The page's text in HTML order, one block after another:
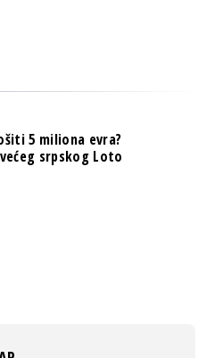
5 miliona evra?
srpskog Loto